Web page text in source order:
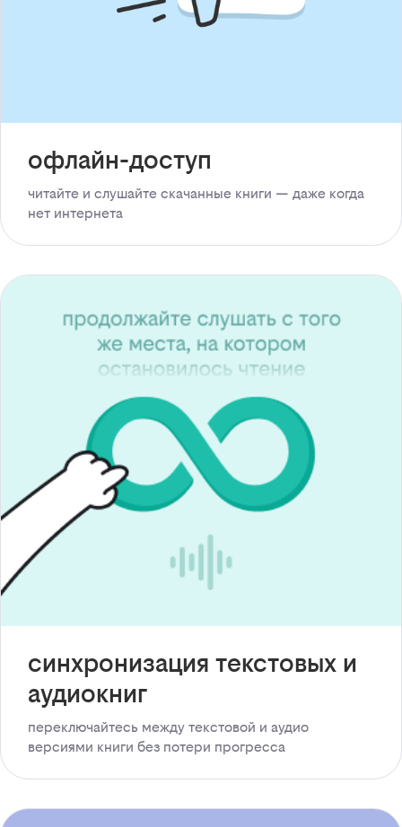
офлайн-доступ
читайте и слушайте скачанные книги — даже когда
нет интернета
синхронизация текстовых и
аудиокниг
переключайтесь между текстовой и аудио
версиями книги без потери прогресса